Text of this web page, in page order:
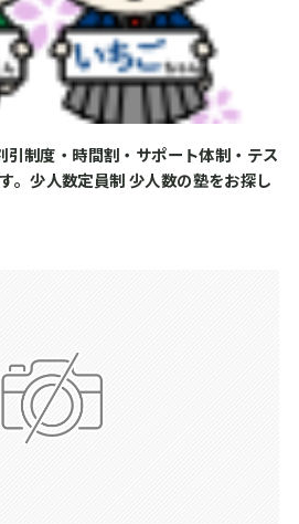
制度・時間割・サポート体制・テス
。少人数定員制 少人数の塾をお探し